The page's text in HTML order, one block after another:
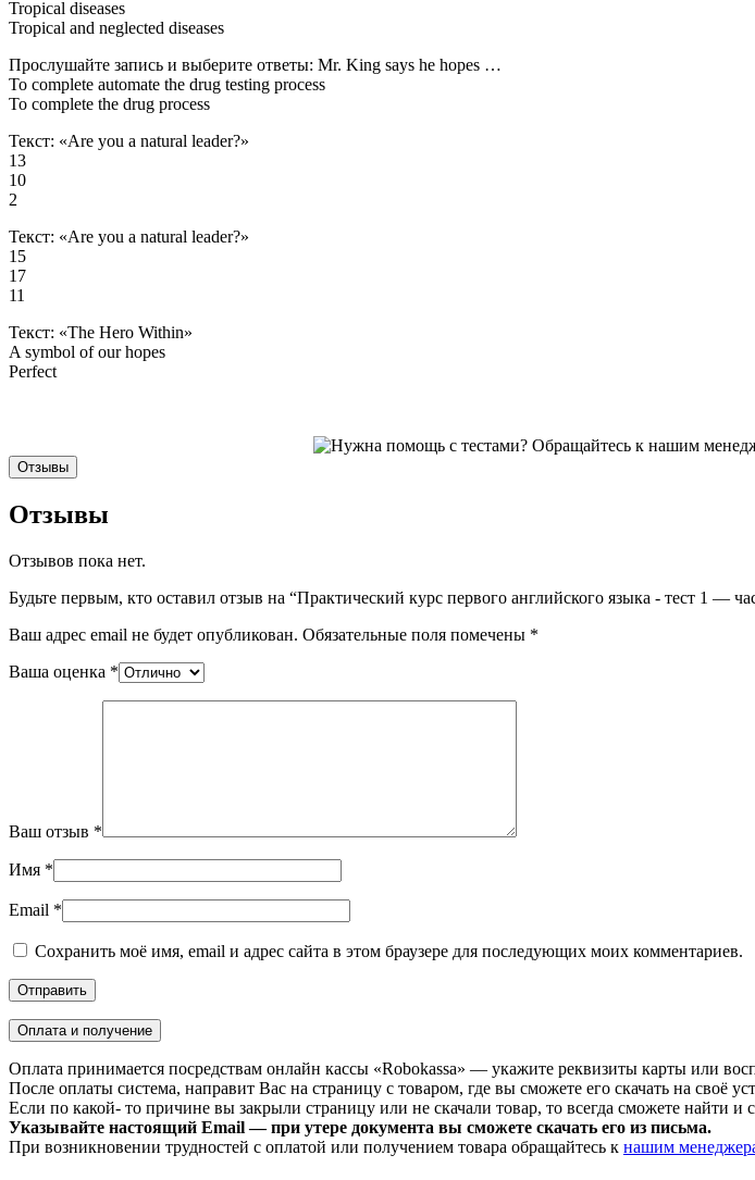
Tropical diseases
Tropical and neglected diseases
Прослушайте запись и выберите ответы: Mr. King says he hopes …
To complete automate the drug testing process
To complete the drug process
Текст: «Are you a natural leader?»
13
10
2
Текст: «Are you a natural leader?»
15
17
11
Текст: «The Hero Within»
A symbol of our hopes
Perfect
Отзывы
Отзывы
Отзывов пока нет.
Будьте первым, кто оставил отзыв на “Практический курс первого английского языка - тест 1 —
Ваш адрес email не будет опубликован. Обязательные поля помечены *
Ваша оценка *
Ваш отзыв *
Имя *
Email *
Сохранить моё имя, email и адрес сайта в этом браузере для последующих моих комментариев.
Оплата и получение
Оплата принимается посредствам онлайн кассы «Robokassa» — укажите реквизиты карты или
После оплаты система, направит Вас на страницу с товаром, где вы сможете его скачать на своё
Если по какой- то причине вы закрыли страницу или не скачали товар, то всегда сможете найти и
Указывайте настоящий Email — при утере документа вы сможете скачать его из письма.
При возникновении трудностей с оплатой или получением товара обращайтесь к нашим